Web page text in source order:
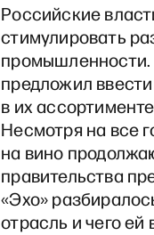
Российские
стимулировать
промышленности.
предложил
в их
Несмотря на все
на вино
правительства
«Эхо»
отрасль и чего ей